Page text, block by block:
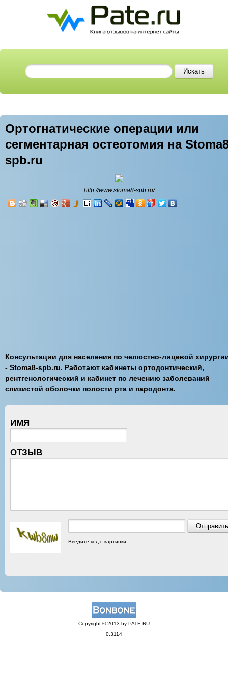
Ортогнатические операции или
сегментарная остеотомия на
spb.ru
http://www.stoma8-spb.ru/
Консультации для населения по челюстно-лицевой
- Stoma8-spb.ru. Работают кабинеты ортодонтический,
рентгенологический и кабинет по лечению заболеваний
слизистой оболочки полости рта и пародонта.
ИМЯ
ОТЗЫВ
Введите код с картинки
Copyright © 2013 by PATE.RU
0.3114